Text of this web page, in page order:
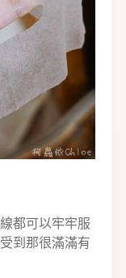
都可以牢牢服
到那很滿滿有